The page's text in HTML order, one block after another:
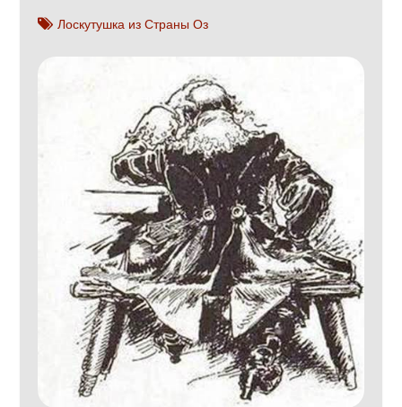
Лоскутушка из Страны Оз